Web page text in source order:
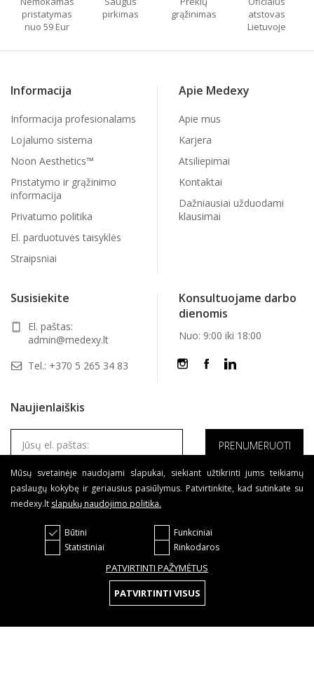
pristatymas
nuo 59 Eur
pirkimas
grąžinimas
atstovas
Lietuvoje
Informacija
Informacija profesionalams
Lojalumo sistema
Noon Aesthetics™
Pristatymo ir grąžinimo
informacija
Privatumo politika
El. parduotuvės taisyklės
Straipsniai
Apie Medexy
Apie mus
Karjera
Atsiliepimai
Kontaktai
Dažniausiai užduodami
klausimai
Susisiekite
El. paštas:
admin@medexy.lt
Tel.: +370 5 265 34 83
Konsultuojame darbo
dienomis
Nuo: 9:00 iki 18:00
Naujienlaiškis
Sutinku su Medexy Privatumo politika irTaisyklėmis .
© 2020 Visos teisės saugomos
Tinklapių kūrimas:
Mūsų svetainėje naudojami slapukai, siekiant užtikrinti jums teikiamų
paslaugų kokybę ir geriausius pasiūlymus. Patvirtinkite, kad sutinkate su
medexy.lt slapukų naudojimo politika.
Būtini
Funkciniai
Statistiniai
Rinkodaros
PATVIRTINTI PAŽYMĖTUS
PATVIRTINTI VISUS